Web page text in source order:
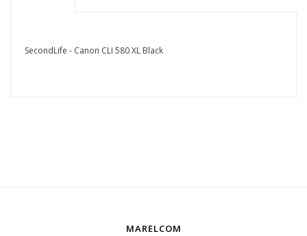
SecondLife - Canon CLI 580 XL Black
MARELCOM